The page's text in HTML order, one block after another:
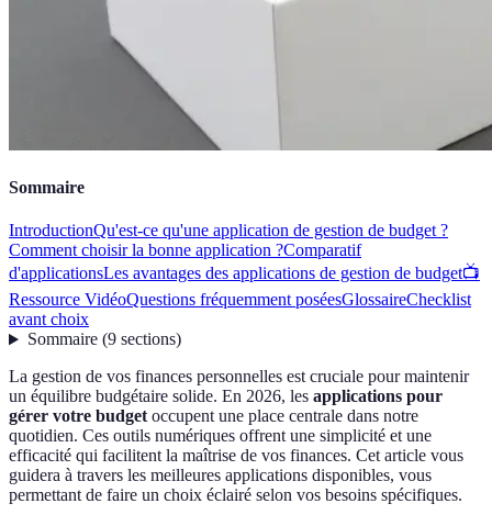
Sommaire
IntroductionQu'est-ce qu'une application de gestion de budget ?
Comment choisir la bonne application ?Comparatif
d'applicationsLes avantages des applications de gestion de budget📺
Ressource VidéoQuestions fréquemment poséesGlossaireChecklist
avant choix
Sommaire(9 sections)
La gestion de vos finances personnelles est cruciale pour maintenir
un équilibre budgétaire solide. En 2026, les applications pour
gérer votre budgetoccupent une place centrale dans notre
quotidien. Ces outils numériques offrent une simplicité et une
efficacité qui facilitent la maîtrise de vos finances. Cet article vous
guidera à travers les meilleures applications disponibles, vous
permettant de faire un choix éclairé selon vos besoins spécifiques.